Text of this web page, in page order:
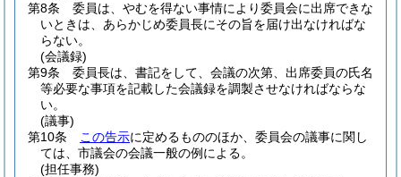
第8条
委員は、やむを得ない事情により委員会に出席できな
いときは、あらかじめ委員長にその旨を届け出なければな
らない。
(会議録)
第9条
委員長は、書記をして、会議の次第、出席委員の氏名
等必要な事項を記載した会議録を調製させなければならな
い。
(議事)
第10条
この告示に定めるもののほか、委員会の議事に関し
ては、市議会の会議一般の例による。
(担任事務)